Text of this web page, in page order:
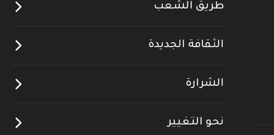
طريق الشعب
الثقافة الجديدة
الشرارة
نحو التغيير